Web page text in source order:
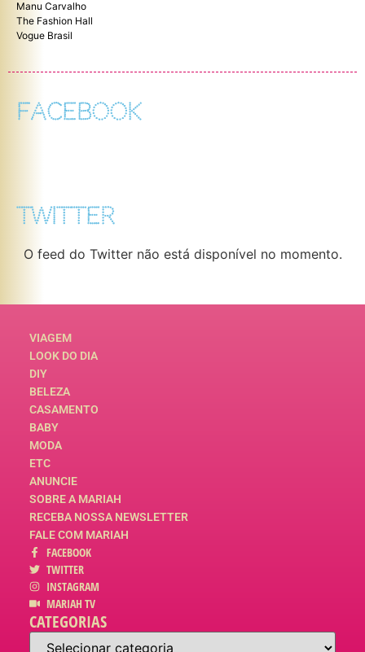
Manu Carvalho
The Fashion Hall
Vogue Brasil
FACEBOOK
TWITTER
O feed do Twitter não está disponível no momento.
VIAGEM
LOOK DO DIA
DIY
BELEZA
CASAMENTO
BABY
MODA
ETC
ANUNCIE
SOBRE A MARIAH
RECEBA NOSSA NEWSLETTER
FALE COM MARIAH
FACEBOOK
TWITTER
INSTAGRAM
MARIAH TV
CATEGORIAS